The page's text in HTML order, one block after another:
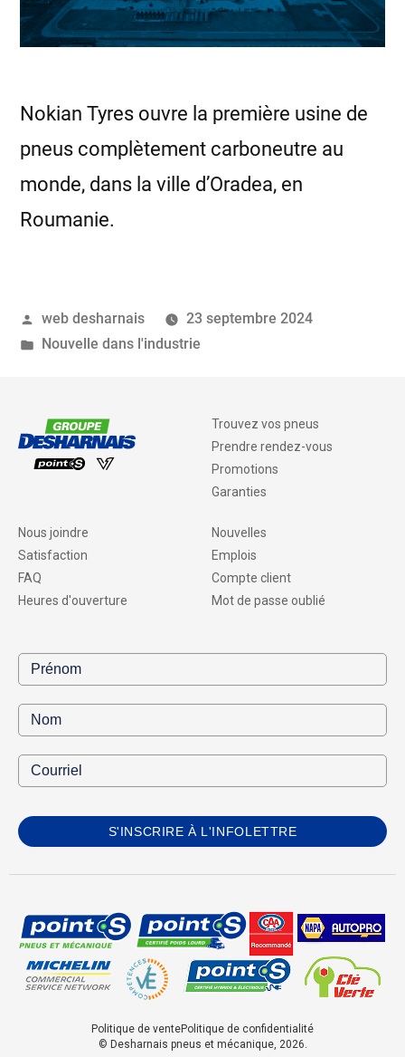
Nokian Tyres ouvre la première usine de
pneus complètement carboneutre au
monde, dans la ville d’Oradea, en
Roumanie.
web desharnais
23 septembre 2024
Nouvelle dans l'industrie
Trouvez vos pneus
Prendre rendez-vous
Promotions
Garanties
Nous joindre
Satisfaction
FAQ
Heures d'ouverture
Nouvelles
Emplois
Compte client
Mot de passe oublié
S'INSCRIRE À L'INFOLETTRE
© Desharnais pneus et mécanique, 2026.
Politique de ventePolitique de confidentialité